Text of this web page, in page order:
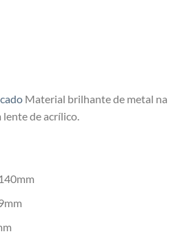
Material brilhante de metal na
de acrílico.